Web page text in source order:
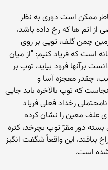
ممکن است دوری به نظر
اتم ها که رخ داده باشد،
چمن گلف، توپی بر روی
است که فریاد کنیم: "از میان
برآنها فرود بیاید، توپ بر
چقدر معجزه آسا و
که توپ بالآخره باید جایی
رخداد فعلی فریاد
علف معین را نشان کرده
دور مقرّ توپ بچرخد، کتره
بیافتد، این واقعاً شگفت انگیز
شده است.